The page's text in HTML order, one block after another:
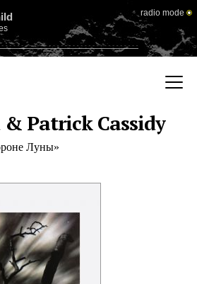
radio mode
Patrick Cassidy
Луны»